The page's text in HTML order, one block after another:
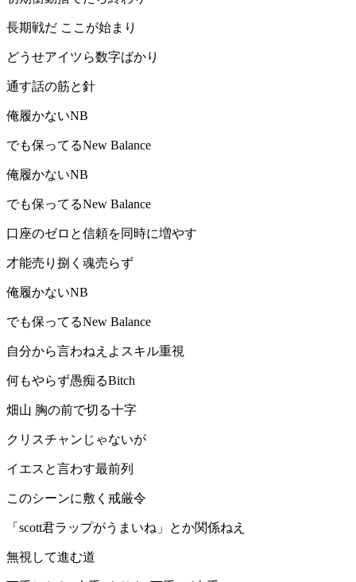
長期戦だ ここが始まり
どうせアイツら数字ばかり
通す話の筋と針
俺履かないNB
でも保ってるNew Balance
俺履かないNB
でも保ってるNew Balance
口座のゼロと信頼を同時に増やす
才能売り捌く魂売らず
俺履かないNB
でも保ってるNew Balance
自分から言わねえよスキル重視
何もやらず愚痴るBitch
畑山 胸の前で切る十字
クリスチャンじゃないが
イエスと言わす最前列
このシーンに敷く戒厳令
「scott君ラップがうまいね」とか関係ねえ
無視して進む道